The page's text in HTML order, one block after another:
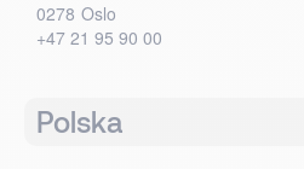
0278 Oslo
+47 21 95 90 00
Polska